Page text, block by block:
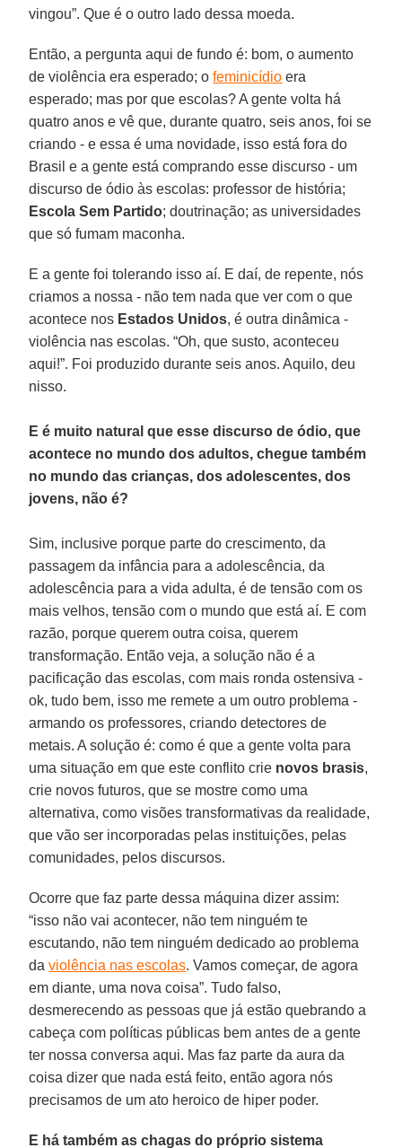
vingou”. Que é o outro lado dessa moeda.
Então, a pergunta aqui de fundo é: bom, o aumento
de violência era esperado; ofeminicídio era
esperado; mas por que escolas? A gente volta há
quatro anos e vê que, durante quatro, seis anos, foi se
criando - e essa é uma novidade, isso está fora do
Brasil e a gente está comprando esse discurso - um
discurso de ódio às escolas: professor de história;
Escola Sem Partido; doutrinação; as universidades
que só fumam maconha.
E a gente foi tolerando isso aí. E daí, de repente, nós
criamos a nossa - não tem nada que ver com o que
acontece nos Estados Unidos, é outra dinâmica -
violência nas escolas. “Oh, que susto, aconteceu
aqui!”. Foi produzido durante seis anos. Aquilo, deu
nisso.
E é muito natural que esse discurso de ódio, que
acontece no mundo dos adultos, chegue também
no mundo das crianças, dos adolescentes, dos
jovens, não é?
Sim, inclusive porque parte do crescimento, da
passagem da infância para a adolescência, da
adolescência para a vida adulta, é de tensão com os
mais velhos, tensão com o mundo que está aí. E com
razão, porque querem outra coisa, querem
transformação. Então veja, a solução não é a
pacificação das escolas, com mais ronda ostensiva -
ok, tudo bem, isso me remete a um outro problema -
armando os professores, criando detectores de
metais. A solução é: como é que a gente volta para
uma situação em que este conflito crie novos brasis,
crie novos futuros, que se mostre como uma
alternativa, como visões transformativas da realidade,
que vão ser incorporadas pelas instituições, pelas
comunidades, pelos discursos.
Ocorre que faz parte dessa máquina dizer assim:
“isso não vai acontecer, não tem ninguém te
escutando, não tem ninguém dedicado ao problema
daviolência nas escolas. Vamos começar, de agora
em diante, uma nova coisa”. Tudo falso,
desmerecendo as pessoas que já estão quebrando a
cabeça com políticas públicas bem antes de a gente
ter nossa conversa aqui. Mas faz parte da aura da
coisa dizer que nada está feito, então agora nós
precisamos de um ato heroico de hiper poder.
E há também as chagas do próprio sistema